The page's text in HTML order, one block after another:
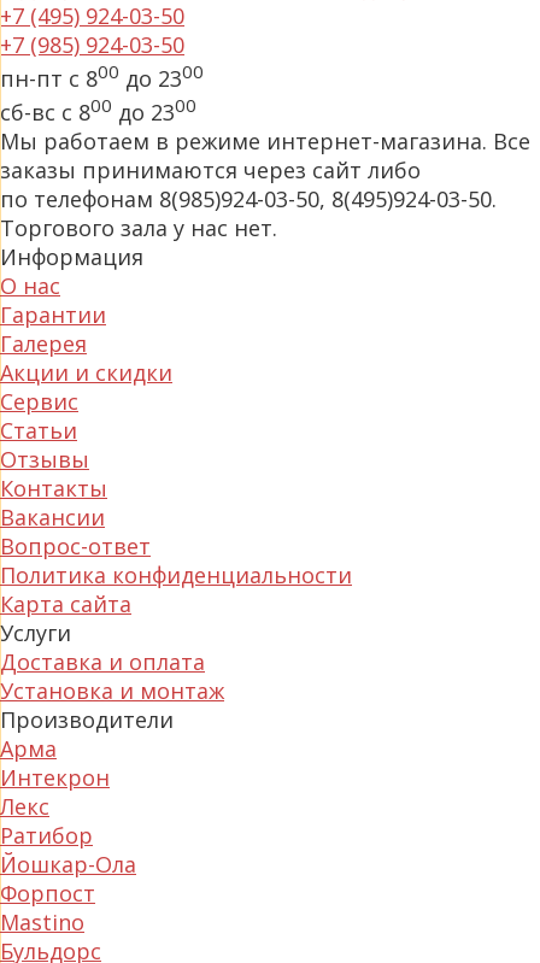
+7 (495) 924-03-50
+7 (985) 924-03-50
пн-пт с 800 до 2300
сб-вс с 800 до 2300
Мы работаем в режиме интернет-магазина. Все
заказы принимаются через сайт либо
по телефонам 8(985)924-03-50, 8(495)924-03-50.
Торгового зала у нас нет.
Информация
О нас
Гарантии
Галерея
Акции и скидки
Сервис
Статьи
Отзывы
Контакты
Вакансии
Вопрос-ответ
Политика конфиденциальности
Карта сайта
Услуги
Доставка и оплата
Установка и монтаж
Производители
Арма
Интекрон
Лекс
Ратибор
Йошкар-Ола
Форпост
Mastino
Бульдорс